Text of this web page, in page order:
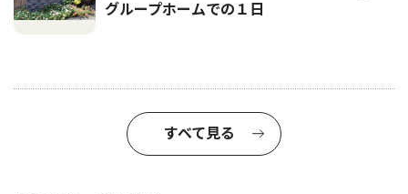
グループホームでの１日
すべて見る